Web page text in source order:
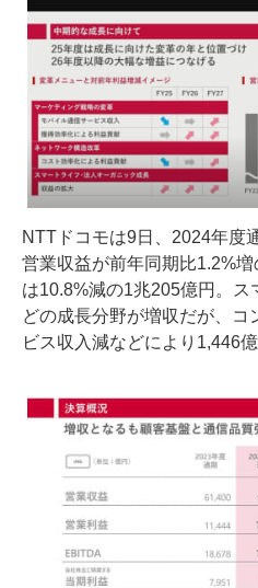
NTTドコモは9日、2024年度
営業収益が前年同期比1.2%
は10.8%減の1兆205億円。
どの成長分野が増収だが、コ
ビス収入減などにより1,446